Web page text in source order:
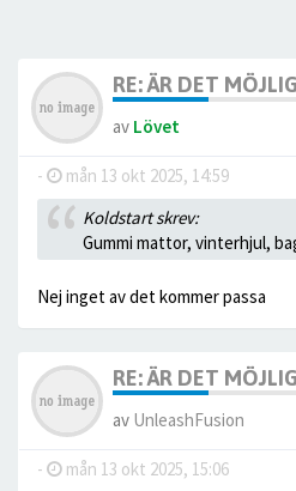
RE: ÄR DET
av Lövet
- mån 13 okt 2025, 14:59
Koldstart skrev:
Gummi mattor, vinterhjul,
Nej inget av det kommer passa
RE: ÄR DET
av UnleashFusion
- mån 13 okt 2025, 15:06